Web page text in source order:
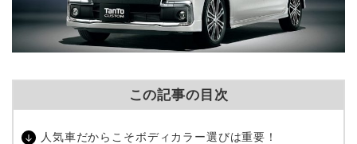
この記事の目次
人気車だからこそボディカラー選びは重要！